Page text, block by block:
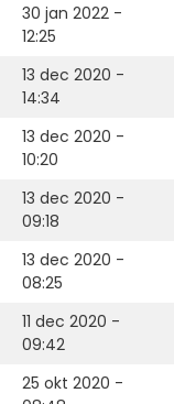
30 jan 2022 -
12:25
13 dec 2020 -
14:34
13 dec 2020 -
10:20
13 dec 2020 -
09:18
13 dec 2020 -
08:25
11 dec 2020 -
09:42
25 okt 2020 -